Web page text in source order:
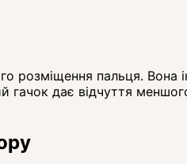
пальця. Вона
дає відчуття